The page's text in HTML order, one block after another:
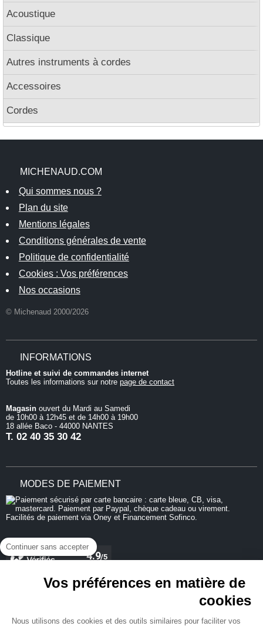
Continuer sans accepter
Vos préférences en matière de
cookies
Nous utilisons des cookies et des outils similaires pour faciliter vos
Acoustique
Classique
Autres instruments à cordes
Accessoires
Cordes
MICHENAUD.COM
Qui sommes nous ?
Plan du site
Mentions légales
Conditions générales de vente
Politique de confidentialité
Cookies : Vos préférences
Nos occasions
© Michenaud 2000/2026
INFORMATIONS
Hotline et suivi de commandes internet
Toutes les informations sur notre page de contact
Magasin ouvert du Mardi au Samedi
de 10h00 à 12h45 et de 14h00 à 19h00
18 allée Baco - 44000 NANTES
T. 02 40 35 30 42
MODES DE PAIEMENT